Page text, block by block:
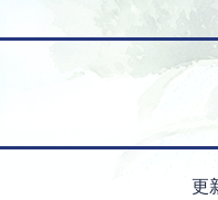
更